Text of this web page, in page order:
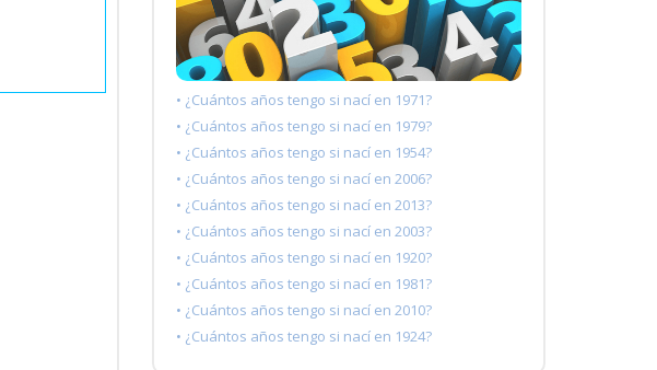
• ¿Cuántos años tengo si nací en 1971?
• ¿Cuántos años tengo si nací en 1979?
• ¿Cuántos años tengo si nací en 1954?
• ¿Cuántos años tengo si nací en 2006?
• ¿Cuántos años tengo si nací en 2013?
• ¿Cuántos años tengo si nací en 2003?
• ¿Cuántos años tengo si nací en 1920?
• ¿Cuántos años tengo si nací en 1981?
• ¿Cuántos años tengo si nací en 2010?
• ¿Cuántos años tengo si nací en 1924?